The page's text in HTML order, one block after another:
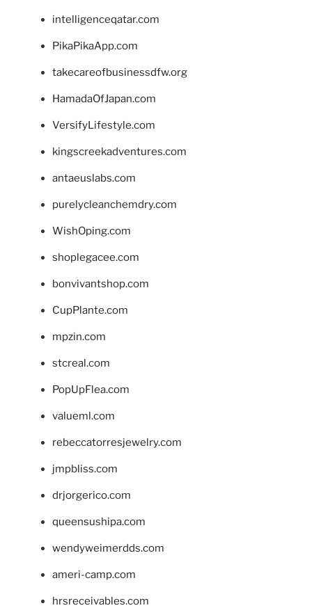
intelligenceqatar.com
PikaPikaApp.com
takecareofbusinessdfw.org
HamadaOfJapan.com
VersifyLifestyle.com
kingscreekadventures.com
antaeuslabs.com
purelycleanchemdry.com
WishOping.com
shoplegacee.com
bonvivantshop.com
CupPlante.com
mpzin.com
stcreal.com
PopUpFlea.com
valueml.com
rebeccatorresjewelry.com
jmpbliss.com
drjorgerico.com
queensushipa.com
wendyweimerdds.com
ameri-camp.com
hrsreceivables.com